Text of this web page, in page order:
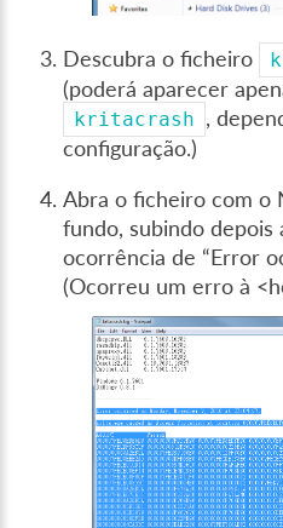
Descubra o ficheiro
(poderá aparecer
kritacrash ,
configuração.)
Abra o ficheiro com o
fundo, subindo depois
ocorrência de “Error
(Ocorreu um erro à